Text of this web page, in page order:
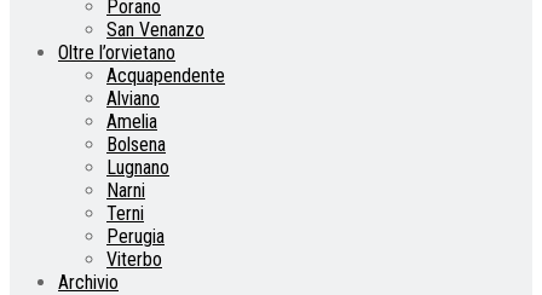
Porano
San Venanzo
Oltre l’orvietano
Acquapendente
Alviano
Amelia
Bolsena
Lugnano
Narni
Terni
Perugia
Viterbo
Archivio